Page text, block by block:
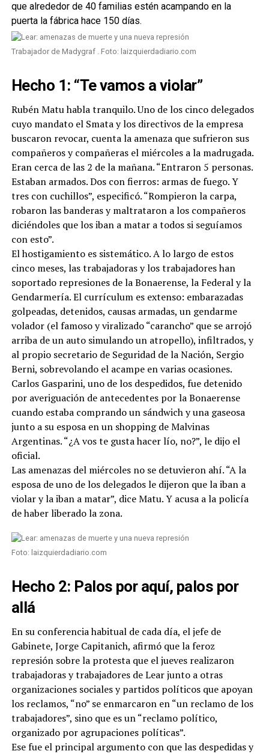
que alrededor de 40 familias estén acampando en la
puerta la fábrica hace 150 días.
Trabajador de Madygraf . Foto: laizquierdadiario.com
Hecho 1: “Te vamos a violar”
Rubén Matu habla tranquilo. Uno de los cinco delegados
cuyo mandato el Smata y los directivos de la empresa
buscaron revocar, cuenta la amenaza que sufrieron sus
compañeros y compañeras el miércoles a la madrugada.
Eran cerca de las 2 de la mañana. “Entraron 5 personas.
Estaban armados. Dos con fierros: armas de fuego. Y
tres con cuchillos”, especificó. “Rompieron la carpa,
robaron las banderas y maltrataron a los compañeros
diciéndoles que los iban a matar a todos si seguíamos
con esto”.
El hostigamiento es sistemático. A lo largo de estos
cinco meses, las trabajadoras y los trabajadores han
soportado represiones de la Bonaerense, la Federal y la
Gendarmería. El currículum es extenso: embarazadas
golpeadas, detenidos, causas armadas, un gendarme
volador (el famoso y viralizado “carancho” que se arrojó
arriba de un auto simulando un atropello), infiltrados, y
al propio secretario de Seguridad de la Nación, Sergio
Berni, sobrevolando el acampe en varias ocasiones.
Carlos Gasparini, uno de los despedidos, fue detenido
por averiguación de antecedentes por la Bonaerense
cuando estaba comprando un sándwich y una gaseosa
junto a su esposa en un shopping de Malvinas
Argentinas. “¿A vos te gusta hacer lío, no?”, le dijo el
oficial.
Las amenazas del miércoles no se detuvieron ahí. “A la
esposa de uno de los delegados le dijeron que la iban a
violar y la iban a matar”, dice Matu. Y acusa a la policía
de haber liberado la zona.
Foto: laizquierdadiario.com
Hecho 2: Palos por aquí, palos por
allá
En su conferencia habitual de cada día, el jefe de
Gabinete, Jorge Capitanich, afirmó que la feroz
represión sobre la protesta que el jueves realizaron
trabajadoras y trabajadores de Lear junto a otras
organizaciones sociales y partidos políticos que apoyan
los reclamos, “no” se enmarcaron en “un reclamo de los
trabajadores”, sino que es un “reclamo político,
organizado por agrupaciones políticas”.
Ese fue el principal argumento con que las despedidas y